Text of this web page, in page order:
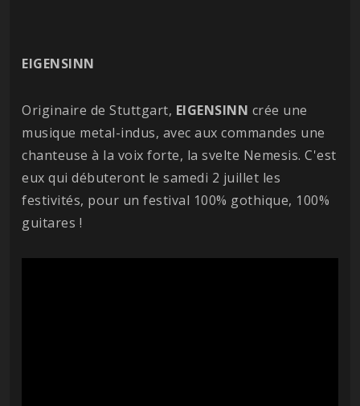
EIGENSINN
Originaire de Stuttgart, EIGENSINN crée une
musique metal-indus, avec aux commandes une
chanteuse à la voix forte, la svelte Nemesis. C'est
eux qui débuteront le samedi 2 juillet les
festivités, pour un festival 100% gothique, 100%
guitares !